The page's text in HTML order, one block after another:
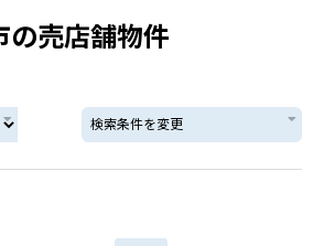
の売店舗物件
検索条件を変更